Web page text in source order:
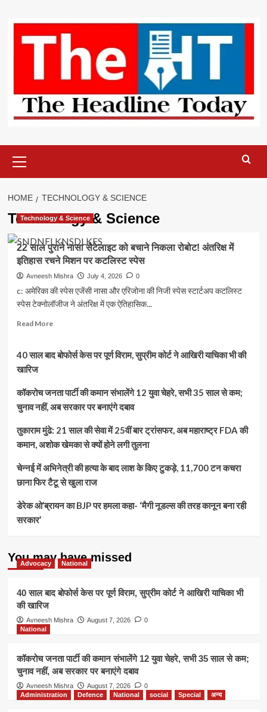
content
Menu
HOME TECHNOLOGY & SCIENCE
Technology & Science
Technology & Science
22 साल पुराने नासा सैटेलाइट को बचाने निकला रोबोट! अंतरिक्ष में
इतिहास रचने मिशन पर कटलिस्ट स्पेस
Avneesh Mishra July 4, 2026 0
c: अमेरिका की स्पेस एजेंसी नासा और एरिजोना की निजी स्पेस स्टार्टअप कटलिस्ट
स्पेस टेक्नोलॉजीज ने अंतरिक्ष में एक ऐतिहासिक...
Read MoreRead
22
नासा
को
निकला
रोबोट!
में
इतिहास
मिशन
40 साल बाद बोफोर्स केस पर पूर्ण विराम, सुप्रीम कोर्ट ने आखिरी याचिका भी की
खारिज
कॉकरोच जनता पार्टी की कमान संभालेंगे 12 युवा चेहरे, सभी 35 साल से कम;
चुनाव नहीं, अब सरकार पर बनाएंगे दबाव
तुकाराम मुंढे: 21 साल की सेवा में 25वीं बार ट्रांसफर, अब महाराष्ट्र FDA की
कमान, अशोक खेमका से क्यों होने लगी तुलना
चेन्नई में अभिनेत्री की हत्या के बाद लाश के किए टुकड़े, 11,700 टन कचरा
छाना फिर टैटू से खुला राज
डेरेक ओ’ब्रायन का BJP पर हमला कहा- ‘मैगी नूडल्स की तरह कानून बना रही
सरकार’
You may have missed
Advocacy National
40 साल बाद बोफोर्स केस पर पूर्ण विराम, सुप्रीम कोर्ट ने आखिरी याचिका भी
की खारिज
Avneesh Mishra August 7, 2026
0
National
कॉकरोच जनता पार्टी की कमान संभालेंगे 12 युवा चेहरे, सभी 35 साल से कम;
चुनाव नहीं, अब सरकार पर बनाएंगे दबाव
Avneesh Mishra August 7, 2026
0
Administration
Defence National social Special अन्य